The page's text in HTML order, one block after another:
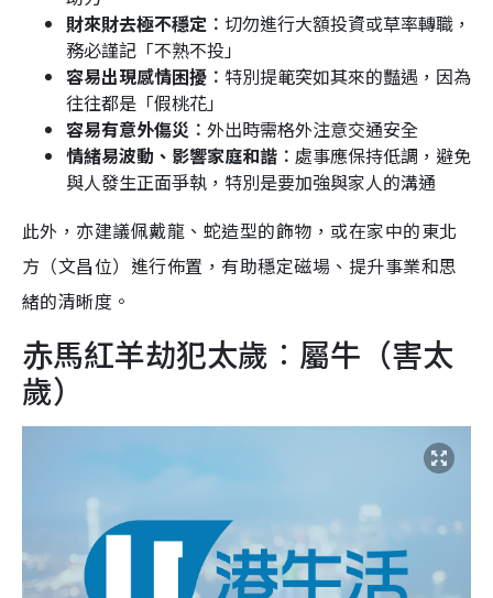
財來財去極不穩定︰ 切勿進行大額投資或草率轉職，
務必謹記「不熟不投」
容易出現感情困擾︰ 特別提範突如其來的豔遇，因為
往往都是「假桃花」
容易有意外傷災︰ 外出時需格外注意交通安全
情緒易波動、影響家庭和諧︰ 處事應保持低調，避免
與人發生正面爭執，特別是要加強與家人的溝通
此外，亦建議佩戴龍、蛇造型的飾物，或在家中的東北
方（文昌位）進行佈置，有助穩定磁場、提升事業和思
緒的清晰度。
赤馬紅羊劫犯太歲︰屬牛（害太
歲）